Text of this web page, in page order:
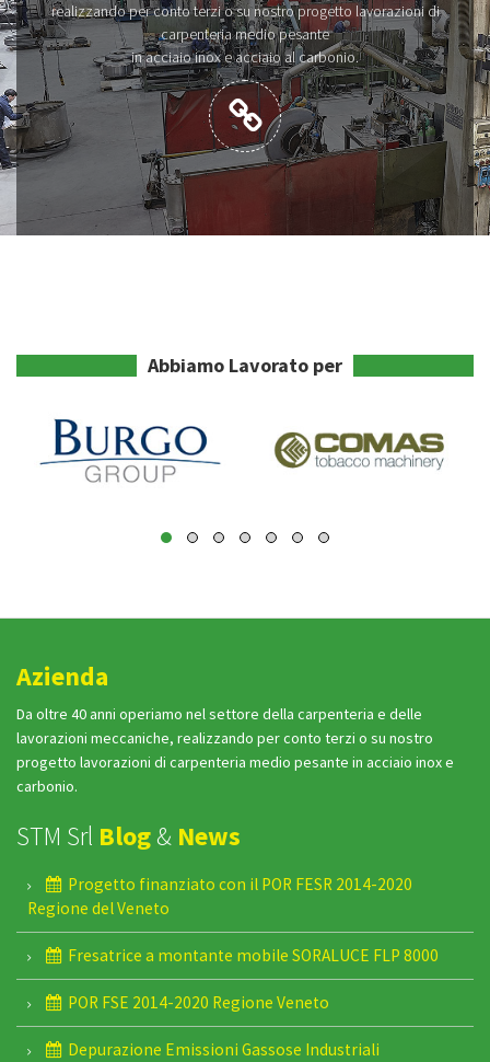
realizzando per conto terzi o su nostro progetto lavorazioni di
carpenteria medio pesante
in acciaio inox e acciaio al carbonio.
Abbiamo Lavorato per
Azienda
Da oltre 40 anni operiamo nel settore della carpenteria e delle
lavorazioni meccaniche, realizzando per conto terzi o su nostro
progetto lavorazioni di carpenteria medio pesante in acciaio inox e
carbonio.
STM Srl Blog& News
Progetto finanziato con il POR FESR 2014-2020
Regione del Veneto
Fresatrice a montante mobile SORALUCE FLP 8000
POR FSE 2014-2020 Regione Veneto
Depurazione Emissioni Gassose Industriali